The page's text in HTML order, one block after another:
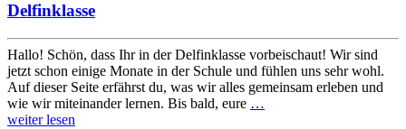
Delfinklasse
Hallo! Schön, dass Ihr in der Delfinklasse vorbeischaut! Wir sind
jetzt schon einige Monate in der Schule und fühlen uns sehr wohl.
Auf dieser Seite erfährst du, was wir alles gemeinsam erleben und
wie wir miteinander lernen. Bis bald, eure …
weiter lesen